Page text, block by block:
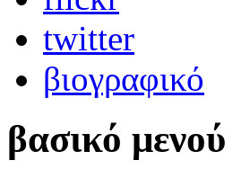
twitter
βιογραφικό
βασικό μενού